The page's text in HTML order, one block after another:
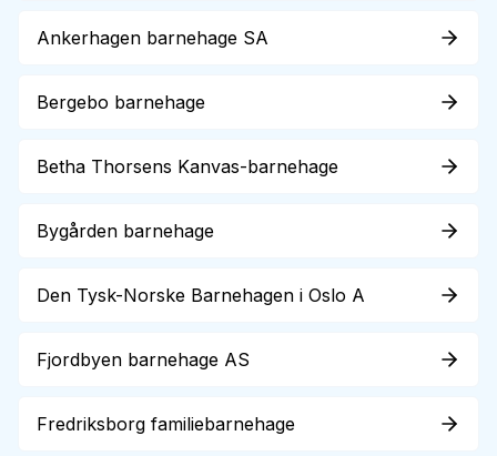
Ankerhagen barnehage SA
Bergebo barnehage
Betha Thorsens Kanvas-barnehage
Bygården barnehage
Den Tysk-Norske Barnehagen i Oslo A
Fjordbyen barnehage AS
Fredriksborg familiebarnehage